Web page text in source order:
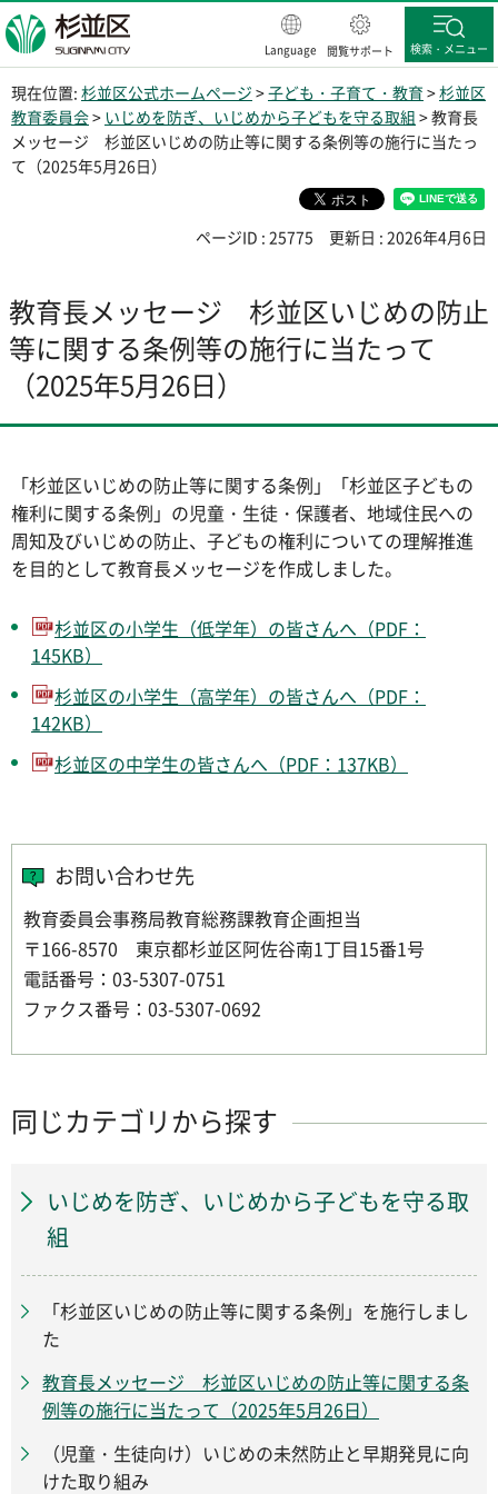
杉並区
Language 閲覧サポート 検索・メニュー
現在位置: 杉並区公式ホームページ >子ども・子育て・教育 >杉並区
教育委員会> いじめを防ぎ、いじめから子どもを守る取組 > 教育長
メッセージ 杉並区いじめの防止等に関する条例等の施行に当たっ
て（2025年5月26日）
ページID : 25775 更新日 : 2026年4月6日
教育長メッセージ 杉並区いじめの防止
等に関する条例等の施行に当たって
（2025年5月26日）
「杉並区いじめの防止等に関する条例」「杉並区子どもの
権利に関する条例」の児童・生徒・保護者、地域住民への
周知及びいじめの防止、子どもの権利についての理解推進
を目的として教育長メッセージを作成しました。
杉並区の小学生（低学年）の皆さんへ（PDF：
145KB）
杉並区の小学生（高学年）の皆さんへ（PDF：
142KB）
杉並区の中学生の皆さんへ（PDF：137KB）
お問い合わせ先
教育委員会事務局教育総務課教育企画担当
〒166-8570 東京都杉並区阿佐谷南1丁目15番1号
電話番号：03-5307-0751
ファクス番号：03-5307-0692
同じカテゴリから探す
いじめを防ぎ、いじめから子どもを守る取
組
「杉並区いじめの防止等に関する条例」を施行しまし
た
教育長メッセージ 杉並区いじめの防止等に関する条
例等の施行に当たって（2025年5月26日）
（児童・生徒向け）いじめの未然防止と早期発見に向
けた取り組み